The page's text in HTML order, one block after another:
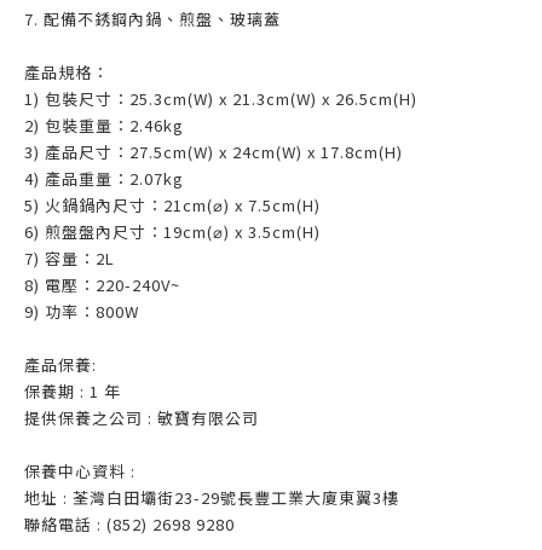
7. 配備不銹鋼內鍋、煎盤、玻璃蓋
產品規格：
1) 包裝尺寸：25.3cm(W) x 21.3cm(W) x 26.5cm(H)
2) 包裝重量：2.46kg
3) 產品尺寸：27.5cm(W) x 24cm(W) x 17.8cm(H)
4) 產品重量：2.07kg
5) 火鍋鍋內尺寸：21cm(⌀) x 7.5cm(H)
6) 煎盤盤內尺寸：19cm(⌀) x 3.5cm(H)
7) 容量：2L
8) 電壓：220-240V~
9) 功率：800W
產品保養:
保養期 : 1 年
提供保養之公司 : 敏寶有限公司
保養中心資料 :
地址 : 荃灣白田壩街23-29號長豐工業大廈東翼3樓
聯絡電話 : (852) 2698 9280